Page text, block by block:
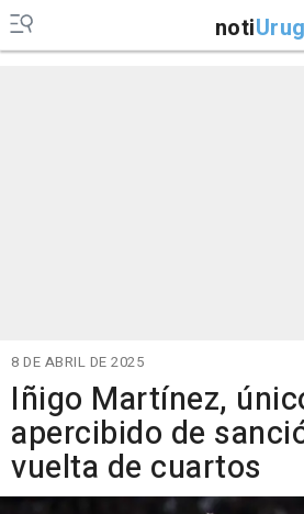
noti
8 DE ABRIL DE 2025
Iñigo Martínez,
apercibido de
vuelta de cuartos